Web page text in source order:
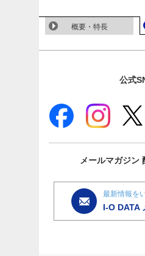
概要・特長
公式
メールマガジン
最新情報を
I-O DATA